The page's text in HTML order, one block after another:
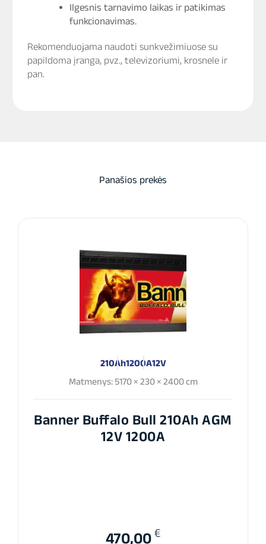
Ilgesnis tarnavimo laikas ir patikimas
funkcionavimas.
Rekomenduojama naudoti sunkvežimiuose su
papildoma įranga, pvz., televizoriumi, krosnele ir
pan.
Panašios prekės
210Ah1200A12V
Matmenys: 5170 × 230 × 2400 cm
Banner Buffalo Bull 210Ah AGM
12V 1200A
470,00 €